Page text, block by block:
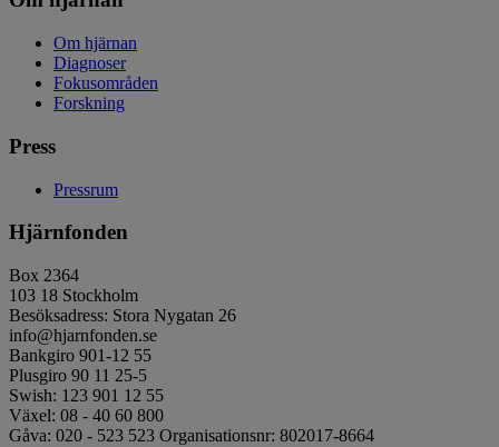
Om hjärnan
Diagnoser
Fokusområden
Forskning
Press
Pressrum
Hjärnfonden
Box 2364
103 18 Stockholm
Besöksadress: Stora Nygatan 26
info@hjarnfonden.se
Bankgiro 901-12 55
Plusgiro 90 11 25-5
Swish: 123 901 12 55
Växel: 08 - 40 60 800
Gåva: 020 - 523 523 Organisationsnr: 802017-8664